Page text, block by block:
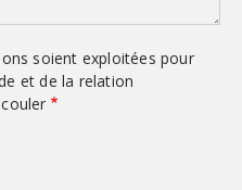
soient exploitées pour
et de la relation